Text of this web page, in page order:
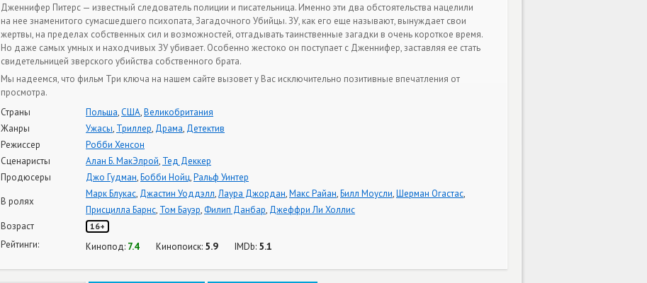
Дженнифер Питерс — известный следователь полиции и писательница. Именно эти два обстоятельства нацелили
на нее знаменитого сумасшедшего психопата, Загадочного Убийцы. ЗУ, как его еще называют, вынуждает свои
жертвы, на пределах собственных сил и возможностей, отгадывать таинственные загадки в очень короткое время.
Но даже самых умных и находчивых ЗУ убивает. Особенно жестоко он поступает с Дженнифер, заставляя ее стать
свидетельницей зверского убийства собственного брата.
Мы надеемся, что фильм Три ключа на нашем сайте вызовет у Вас исключительно позитивные впечатления от
просмотра.
Страны
Польша,США,Великобритания
Жанры
Ужасы, Триллер, Драма, Детектив
Режиссер
Робби Хенсон
Сценаристы
Алан Б. МакЭлрой, Тед Деккер
Продюсеры
Джо Гудман,Бобби Нойц,Ральф Уинтер
В ролях
Марк Блукас, Джастин Уоддэлл,Лаура Джордан,Макс Райан,Билл Моусли,Шерман Огастас,
Присцилла Барнс, Том Бауэр,Филип Данбар, Джеффри Ли Холлис
Возраст
16+
Рейтинги: Кинопод: 7.4 Кинопоиск: 5.9 IMDb: 5.1